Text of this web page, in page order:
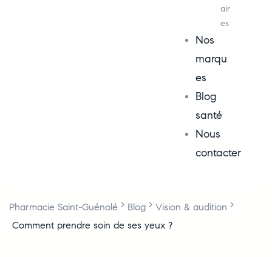
air
es
Nos
marqu
es
Blog
santé
Nous
contacter
Pharmacie Saint-Guénolé > Blog > Vision & audition >
Comment prendre soin de ses yeux ?